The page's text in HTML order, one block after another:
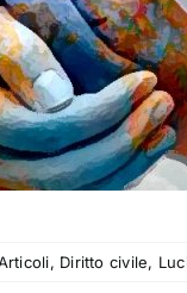
, Diritto civile,